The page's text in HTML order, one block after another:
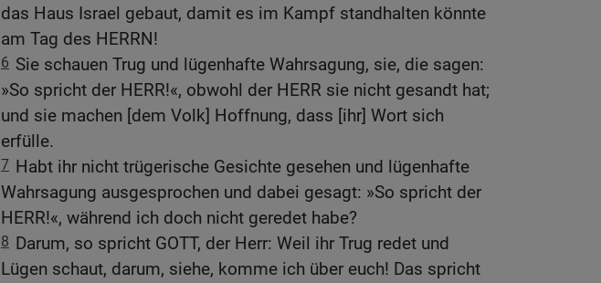
das Haus Israel gebaut, damit es im Kampf standhalten könnte
am Tag des HERRN!
6 Sie schauen Trug und lügenhafte Wahrsagung, sie, die sagen:
»So spricht der HERR!«, obwohl der HERR sie nicht gesandt hat;
und sie machen [dem Volk] Hoffnung, dass [ihr] Wort sich
erfülle.
7 Habt ihr nicht trügerische Gesichte gesehen und lügenhafte
Wahrsagung ausgesprochen und dabei gesagt: »So spricht der
HERR!«, während ich doch nicht geredet habe?
8 Darum, so spricht GOTT, der Herr: Weil ihr Trug redet und
Lügen schaut, darum, siehe, komme ich über euch! Das spricht